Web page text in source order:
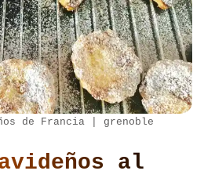
de Francia | grenoble
al